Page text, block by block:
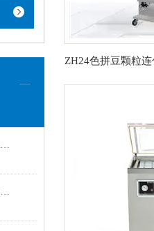
60头果冻钻颗粒盒装不漏料防串料加大料仓分装机厂家定制
鱼虾肉商用双室真空包装机多少钱一台